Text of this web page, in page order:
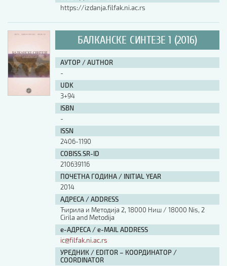
ISBN
https://izdanja.filfak.ni.ac.rs
БАЛКАНСКЕ СИНТЕЗЕ 1 (2016)
АУТОР / AUTHOR
-
UDK
3+94
ISBN
-
ISSN
2406-1190
COBISS.SR-ID
210639116
ПОЧЕТНА ГОДИНА / INITIAL YEAR
2014
АДРЕСА / ADDRESS
Ћирила и Методија 2, 18000 Ниш / 18000 Nis, 2
Cirila and Metodija
е-АДРЕСА / e-MAIL ADDRESS
ic@filfak.ni.ac.rs
УРЕДНИК / EDITOR – КООРДИНАТОР /
COORDINATOR